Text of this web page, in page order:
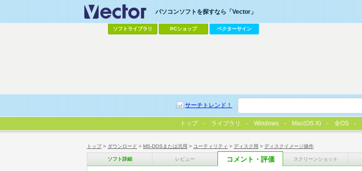
トップ> ダウンロード > MS-DOSまたは汎用 > ユーティリティ > ディスク用 > ディスクイメージ操作
ソフト詳細 レビュー コメント・評価 スクリーンショット
パソコンソフトを探すなら「Vector」
ソフトライブラリ PCショップ ベクターサイン
サーチトレンド！
トップ ライブラリ Windows Mac(OS X) 全OS